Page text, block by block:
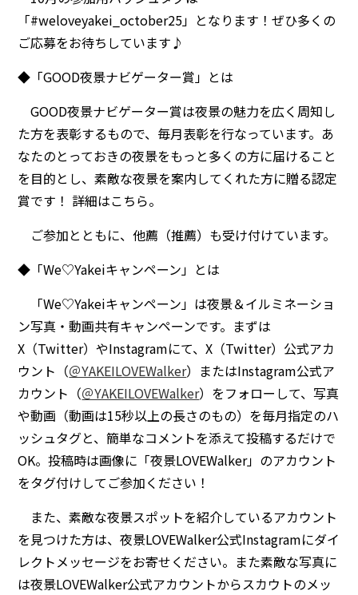
「#weloveyakei_october25」となります！ぜひ多くの
ご応募をお待ちしています♪
◆「GOOD夜景ナビゲーター賞」とは
GOOD夜景ナビゲーター賞は夜景の魅力を広く周知し
た方を表彰するもので、毎月表彰を行なっています。あ
なたのとっておきの夜景をもっと多くの方に届けること
を目的とし、素敵な夜景を案内してくれた方に贈る認定
賞です！ 詳細はこちら。
ご参加とともに、他薦（推薦）も受け付けています。
◆「We♡Yakeiキャンペーン」とは
「We♡Yakeiキャンペーン」は夜景＆イルミネーショ
ン写真・動画共有キャンペーンです。まずは
X（Twitter）やInstagramにて、X（Twitter）公式アカ
ウント（＠YAKEILOVEWalker）またはInstagram公式ア
カウント（＠YAKEILOVEWalker）をフォローして、写真
や動画（動画は15秒以上の長さのもの）を毎月指定のハ
ッシュタグと、簡単なコメントを添えて投稿するだけで
OK。投稿時は画像に「夜景LOVEWalker」のアカウント
をタグ付けしてご参加ください！
また、素敵な夜景スポットを紹介しているアカウント
を見つけた方は、夜景LOVEWalker公式Instagramにダイ
レクトメッセージをお寄せください。また素敵な写真に
は夜景LOVEWalker公式アカウントからスカウトのメッ